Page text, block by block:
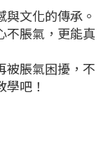
文化的傳承。
不脹氣，更能真
被脹氣困擾，不
吧！